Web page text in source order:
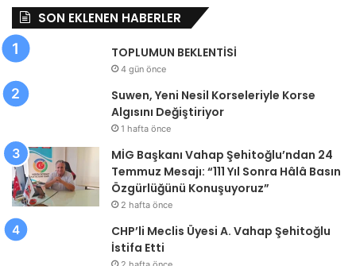
SON EKLENEN HABERLER
TOPLUMUN BEKLENTİSİ
4 gün önce
Suwen, Yeni Nesil Korseleriyle Korse
Algısını Değiştiriyor
1 hafta önce
MİG Başkanı Vahap Şehitoğlu’ndan 24
Temmuz Mesajı: “111 Yıl Sonra Hâlâ Basın
Özgürlüğünü Konuşuyoruz”
2 hafta önce
CHP’li Meclis Üyesi A. Vahap Şehitoğlu
İstifa Etti